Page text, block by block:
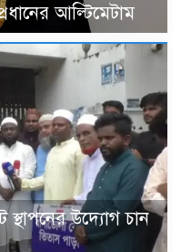
আল্টিমেটাম
স্থাপনের উদ্যোগ চান